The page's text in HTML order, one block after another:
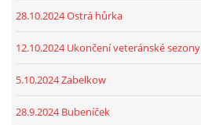
28.10.2024 Ostrá hůrka
12.10.2024 Ukončení veteránské sezony
5.10.2024 Zabelkow
28.9.2024 Bubeníček